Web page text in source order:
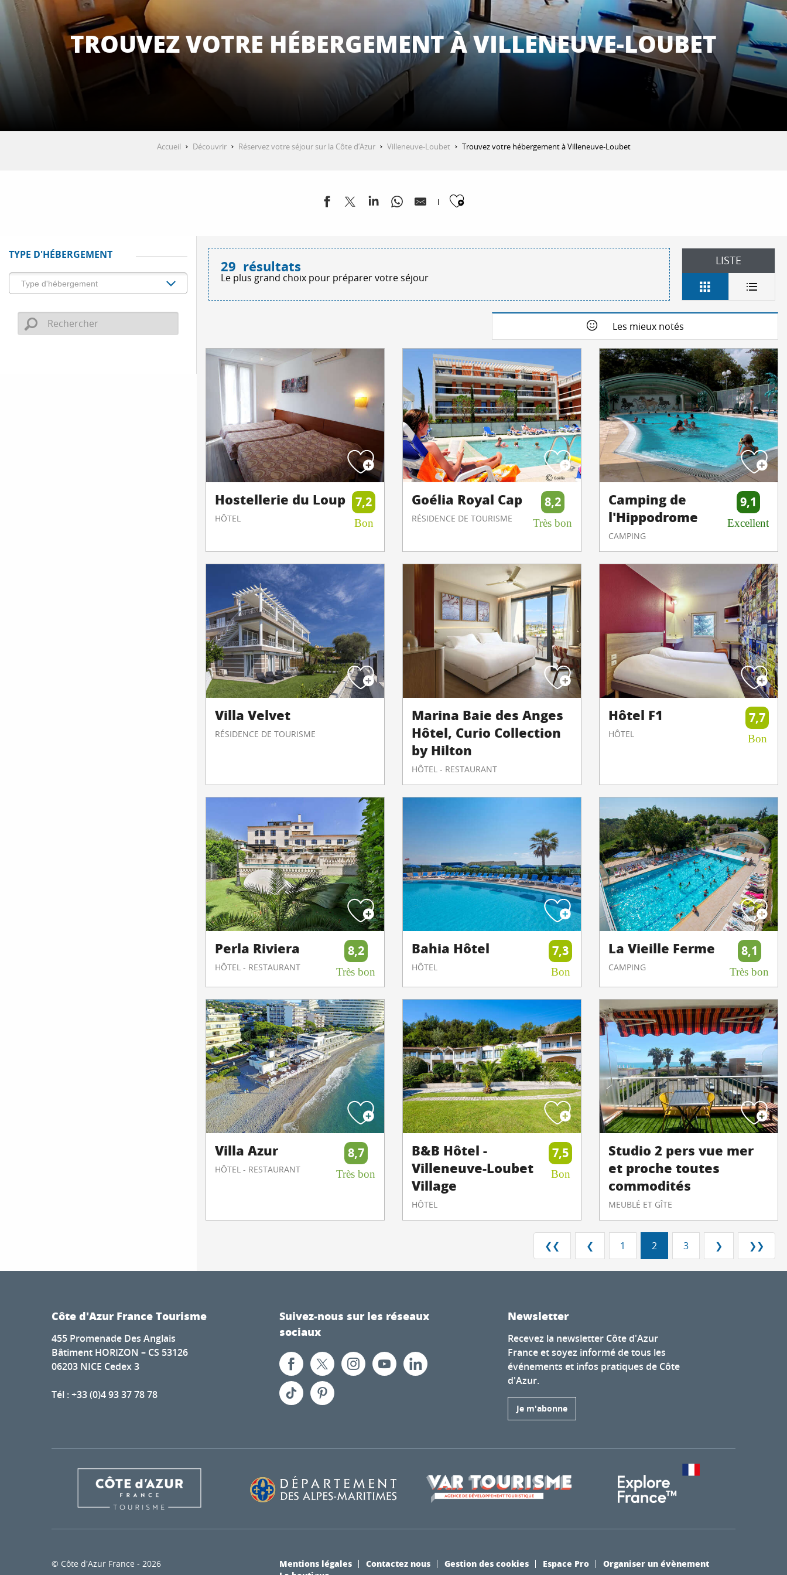
TROUVEZ VOTRE HÉBERGEMENT À VILLENEUVE-LOUBET
Accueil Découvrir Réservez votre séjour sur la Côte d’Azur Villeneuve-Loubet Trouvez votre hébergement à Villeneuve-Loubet
Ajouter aux favoris
TYPE D'HÉBERGEMENT
29 résultats
Le plus grand choix pour préparer votre séjour
LISTE
Les mieux notés
Hostellerie du Loup
HÔTEL
7,2
Bon
Goélia Royal Cap
RÉSIDENCE DE TOURISME
8,2
Très bon
Camping de
l'Hippodrome
CAMPING
9,1
Excellent
Villa Velvet
RÉSIDENCE DE TOURISME
Marina Baie des Anges
Hôtel, Curio Collection
by Hilton
HÔTEL - RESTAURANT
Hôtel F1
HÔTEL
7,7
Bon
Perla Riviera
HÔTEL - RESTAURANT
8,2
Très bon
Bahia Hôtel
HÔTEL
7,3
Bon
La Vieille Ferme
CAMPING
8,1
Très bon
Villa Azur
HÔTEL - RESTAURANT
8,7
Très bon
B&B Hôtel -
Villeneuve-Loubet
Village
HÔTEL
7,5
Bon
Studio 2 pers vue mer
et proche toutes
commodités
MEUBLÉ ET GÎTE
❮❮ ❮ 1 2 3 ❯ ❯❯
Côte d'Azur France Tourisme
455 Promenade Des Anglais
Bâtiment HORIZON – CS 53126
06203 NICE Cedex 3
Tél : +33 (0)4 93 37 78 78
Suivez-nous sur les réseaux
sociaux
Newsletter
Recevez la newsletter Côte d'Azur
France et soyez informé de tous les
événements et infos pratiques de Côte
d'Azur.
Je m'abonne
© Côte d'Azur France - 2026 Mentions légales Contactez nous Gestion des cookies Espace Pro
Organiser un évènement